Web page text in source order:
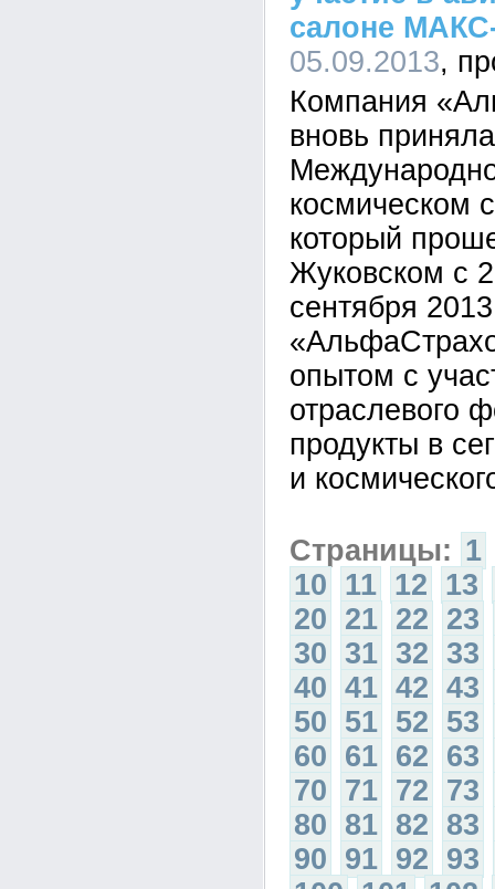
салоне
05.09.2013
Компания
вновь
космическом
который
Жуковском с
сентября
опытом с
отраслевого
продукты в
и
Страницы: 1
10 11 12 13
20 21 22 23
30 31 32 33
40 41 42 43
50 51 52 53
60 61 62 63
70 71 72 73
80 81 82 83
90 91 92 93